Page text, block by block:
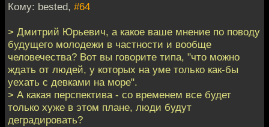
Кому: bested, #64
> Дмитрий Юрьевич, а какое ваше мнение по поводу
будущего молодежи в частности и вообще
человечества? Вот вы говорите типа, "что можно
ждать от людей, у которых на уме только как-бы
уехать с девками на море".
> А какая перспектива - со временем все будет
только хуже в этом плане, люди будут
деградировать?